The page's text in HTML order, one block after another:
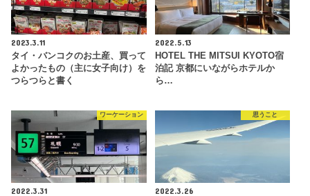
2023.3.11
タイ・バンコクのお土産、買って
よかったもの（主に女子向け）を
つらつらと書く
2022.5.13
HOTEL THE MITSUI KYOTO宿
泊記 京都にいながらホテルか
ら…
ワーケーション
2022.3.31
思うこと
2022.3.26